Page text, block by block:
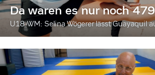
Da waren es nur noch
U18-WM: Selina Wögerer lässt Guayaquil